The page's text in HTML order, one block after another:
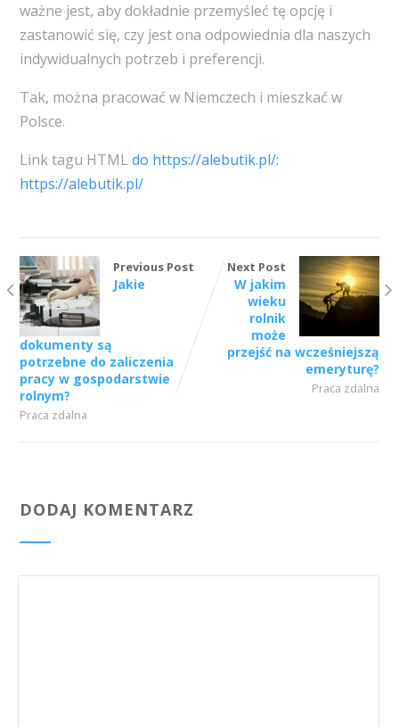
ważne jest, aby dokładnie przemyśleć tę opcję i
zastanowić się, czy jest ona odpowiednia dla naszych
indywidualnych potrzeb i preferencji.
Tak, można pracować w Niemczech i mieszkać w
Polsce.
Link tagu HTML do https://alebutik.pl/:
https://alebutik.pl/
Previous Post
Jakie
dokumenty są
potrzebne do zaliczenia
pracy w gospodarstwie
rolnym?
Praca zdalna
Next Post
W jakim
wieku
rolnik
może
przejść na wcześniejszą
emeryturę?
Praca zdalna
DODAJ KOMENTARZ